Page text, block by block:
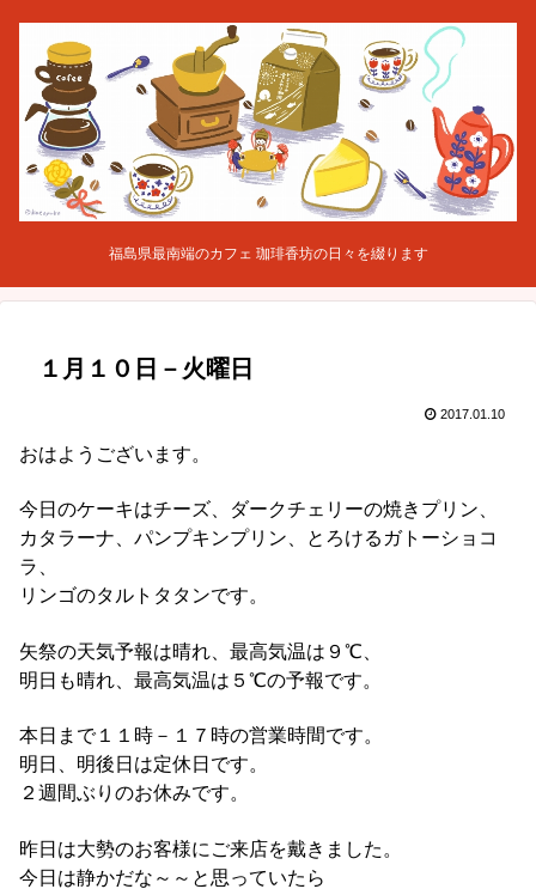
福島県最南端のカフェ 珈琲香坊の日々を綴ります
１月１０日－火曜日
2017.01.10
おはようございます。
今日のケーキはチーズ、ダークチェリーの焼きプリン、
カタラーナ、パンプキンプリン、とろけるガトーショコ
ラ、
リンゴのタルトタタンです。
矢祭の天気予報は晴れ、最高気温は９℃、
明日も晴れ、最高気温は５℃の予報です。
本日まで１１時－１７時の営業時間です。
明日、明後日は定休日です。
２週間ぶりのお休みです。
昨日は大勢のお客様にご来店を戴きました。
今日は静かだな～～と思っていたら